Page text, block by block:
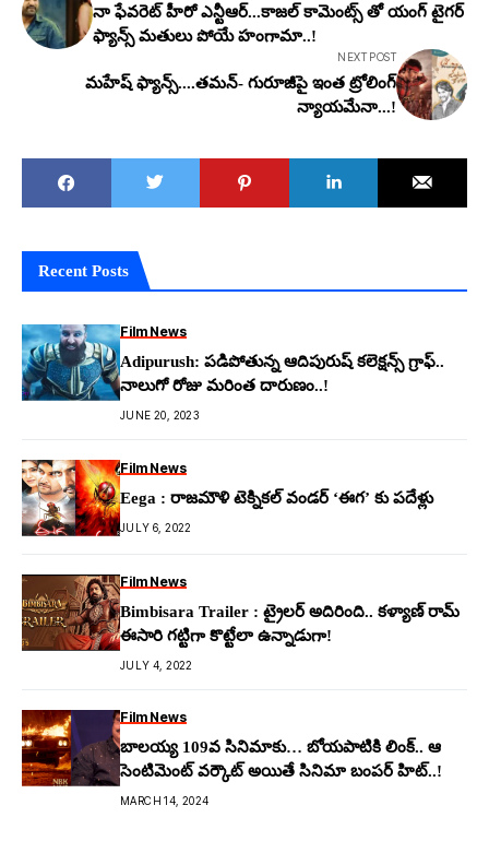
నా ఫేవరెట్ హీరో ఎన్టీఆర్...కాజల్ కామెంట్స్ తో యంగ్ టైగ‌ర్
ఫ్యాన్స్‌ మతులు పోయే హంగామా..!
NEXT POST
మ‌హేష్ ఫ్యాన్స్....తమన్- గురూజీపై ఇంత ట్రోలింగ్
న్యాయమేనా...!
Recent Posts
Film News
Adipurush: ప‌డిపోతున్న ఆదిపురుష్ క‌లెక్ష‌న్స్ గ్రాఫ్‌..
నాలుగో రోజు మ‌రింత దారుణం..!
JUNE 20, 2023
Film News
Eega : రాజమౌళి టెక్నికల్ వండర్ ‘ఈగ’ కు పదేళ్లు
JULY 6, 2022
Film News
Bimbisara Trailer : ట్రైలర్ అదిరింది.. కళ్యాణ్ రామ్
ఈసారి గట్టిగా కొట్టేలా ఉన్నాడుగా!
JULY 4, 2022
Film News
బాలయ్య 109వ సినిమాకు… బోయపాటికి లింక్.. ఆ
సెంటిమెంట్ వర్కౌట్ అయితే సినిమా బంపర్ హిట్..!
MARCH 14, 2024